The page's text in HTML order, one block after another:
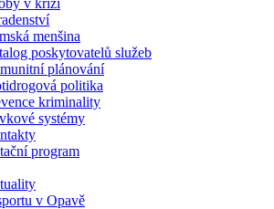
v krizi
menšina
poskytovatelů služeb
plánování
politika
kriminality
systémy
program
v Opavě